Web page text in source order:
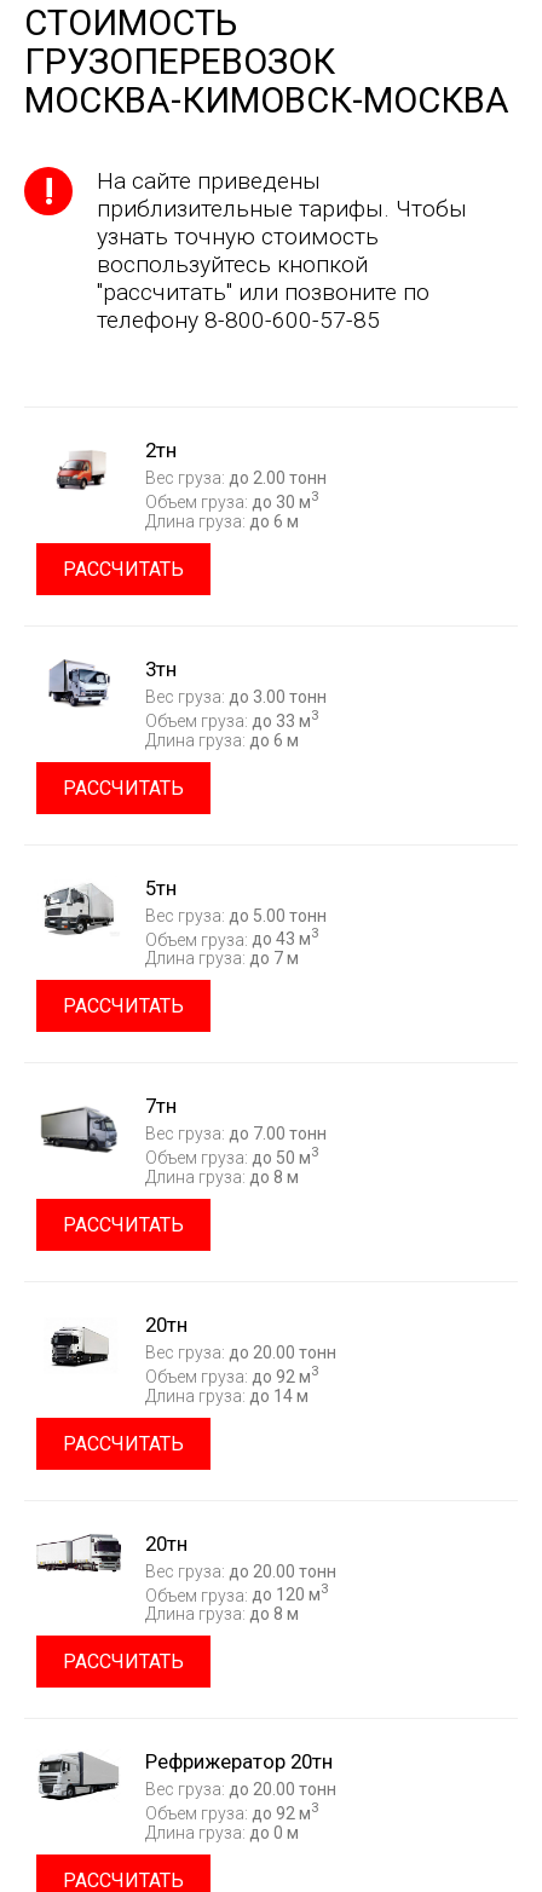
СТОИМОСТЬ
ГРУЗОПЕРЕВОЗОК
МОСКВА-КИМОВСК-МОСКВА
На сайте приведены
приблизительные тарифы. Чтобы
узнать точную стоимость
воспользуйтесь кнопкой
"рассчитать" или позвоните по
телефону 8-800-600-57-85
2тн
Вес груза: до 2.00 тонн
Объем груза: до 30 м3
Длина груза: до 6 м
РАССЧИТАТЬ
3тн
Вес груза: до 3.00 тонн
Объем груза: до 33 м3
Длина груза: до 6 м
РАССЧИТАТЬ
5тн
Вес груза: до 5.00 тонн
Объем груза: до 43 м3
Длина груза: до 7 м
РАССЧИТАТЬ
7тн
Вес груза: до 7.00 тонн
Объем груза: до 50 м3
Длина груза: до 8 м
РАССЧИТАТЬ
20тн
Вес груза: до 20.00 тонн
Объем груза: до 92 м3
Длина груза: до 14 м
РАССЧИТАТЬ
20тн
Вес груза: до 20.00 тонн
Объем груза: до 120 м3
Длина груза: до 8 м
РАССЧИТАТЬ
Рефрижератор 20тн
Вес груза: до 20.00 тонн
Объем груза: до 92 м3
Длина груза: до 0 м
РАССЧИТАТЬ